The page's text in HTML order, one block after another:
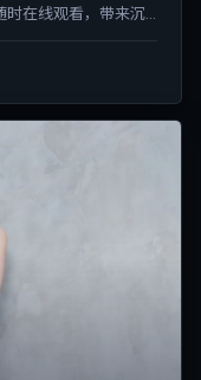
时在线观看，带来沉